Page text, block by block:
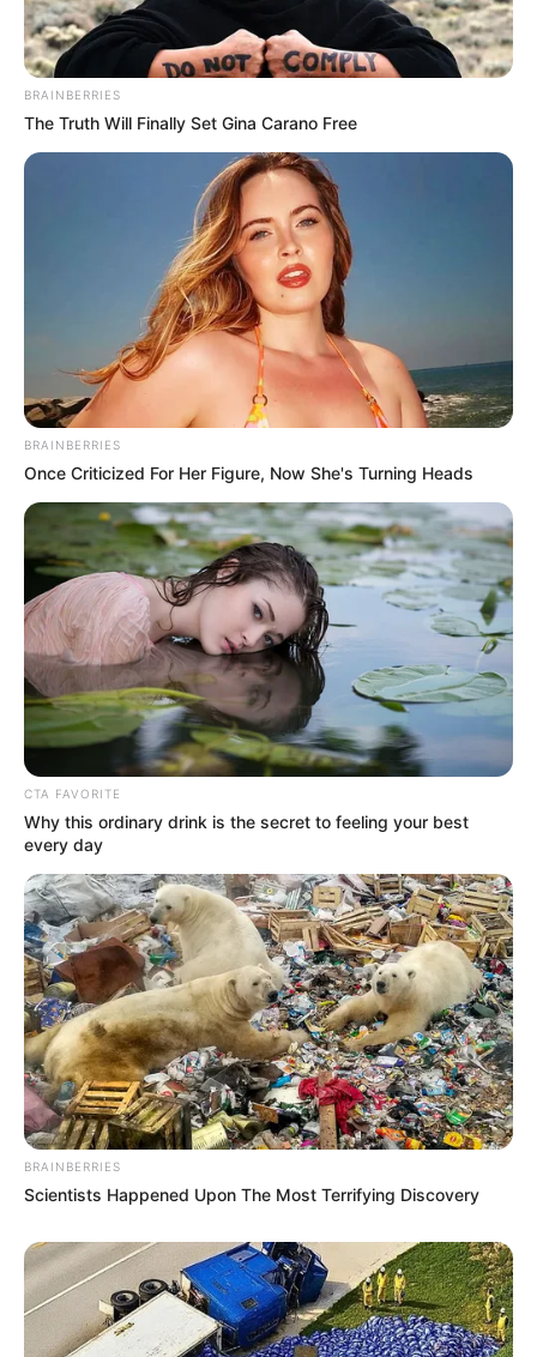
BRAINBERRIES
The Truth Will Finally Set Gina Carano Free
BRAINBERRIES
Once Criticized For Her Figure, Now She's Turning Heads
CTA FAVORITE
Why this ordinary drink is the secret to feeling your best
every day
BRAINBERRIES
Scientists Happened Upon The Most Terrifying Discovery